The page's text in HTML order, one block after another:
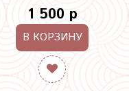
1 500 р
В КОРЗИНУ